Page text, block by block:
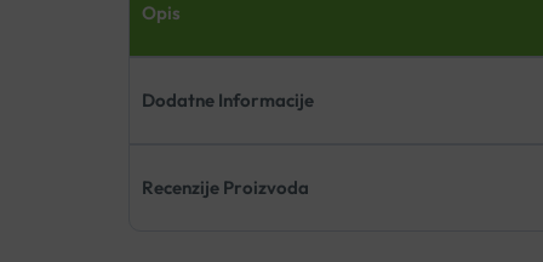
Opis
Dodatne Informacije
Recenzije Proizvoda